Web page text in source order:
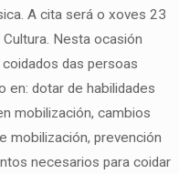
A cita será o xoves 23
Nesta ocasión
das persoas
en: dotar de habilidades
mobilización, cambios
mobilización, prevención
necesarios para coidar